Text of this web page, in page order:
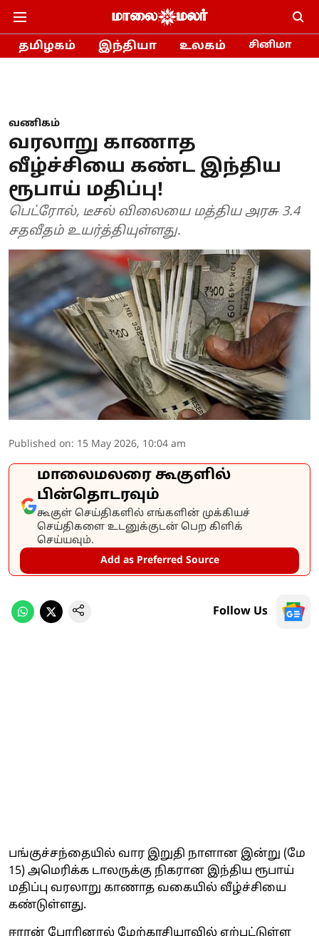
தமிழகம் இந்தியா உலகம் சினிமா
வணிகம்
வரலாறு காணாத
வீழ்ச்சியை கண்ட இந்திய
ரூபாய் மதிப்பு!
பெட்ரோல், டீசல் விலையை மத்திய அரசு 3.4
சதவீதம் உயர்த்தியுள்ளது.
Published on: 15 May 2026, 10:04 am
மாலைமலரை கூகுளில்
பின்தொடரவும்
கூகுள் செய்திகளில் எங்களின் முக்கியச்
செய்திகளை உடனுக்குடன் பெற கிளிக்
செய்யவும்.
Add as Preferred Source
Follow Us
பங்குச்சந்தையில் வார இறுதி நாளான இன்று (மே
15) அமெரிக்க டாலருக்கு நிகரான இந்திய ரூபாய்
மதிப்பு வரலாறு காணாத வகையில் வீழ்ச்சியை
கண்டுள்ளது.
ஈரான் போரினால் மேற்காசியாவில் ஏற்பட்டுள்ள